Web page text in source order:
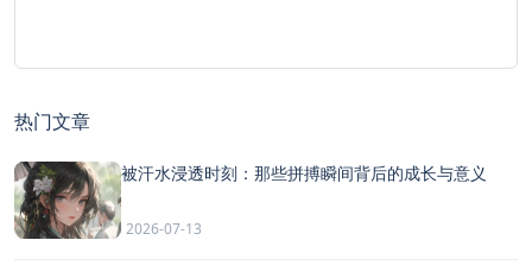
热门文章
被汗水浸透时刻：那些拼搏瞬间背后的成长与意义
2026-07-13